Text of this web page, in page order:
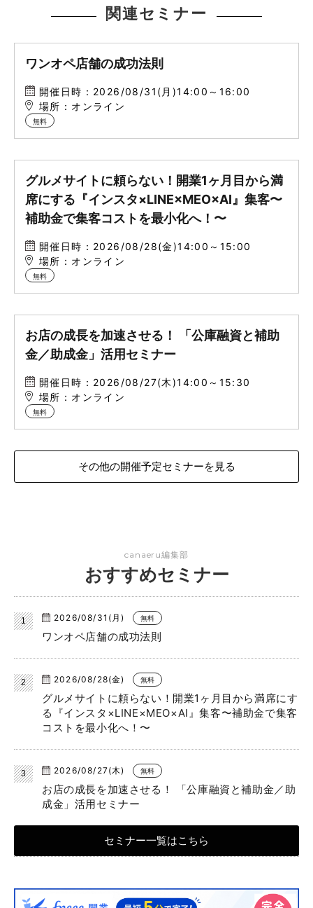
関連セミナー
ワンオペ店舗の成功法則
開催日時：2026/08/31(月)14:00～16:00
場所：オンライン
無料
グルメサイトに頼らない！開業1ヶ月目から満
席にする『インスタ×LINE×MEO×AI』集客〜
補助金で集客コストを最小化へ！〜
開催日時：2026/08/28(金)14:00～15:00
場所：オンライン
無料
お店の成長を加速させる！ 「公庫融資と補助
金／助成金」活用セミナー
開催日時：2026/08/27(木)14:00～15:30
場所：オンライン
無料
その他の開催予定セミナーを見る
canaeru編集部
おすすめセミナー
2026/08/31(月) 無料
ワンオペ店舗の成功法則
2026/08/28(金) 無料
グルメサイトに頼らない！開業1ヶ月目から満席にす
る『インスタ×LINE×MEO×AI』集客〜補助金で集客
コストを最小化へ！〜
2026/08/27(木) 無料
お店の成長を加速させる！ 「公庫融資と補助金／助
成金」活用セミナー
セミナー一覧はこちら